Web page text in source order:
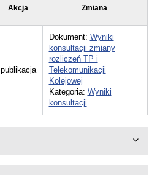
Akcja Zmiana
publikacja
Dokument: Wyniki
konsultacji zmiany
rozliczeń TP i
Telekomunikacji
Kolejowej
Kategoria: Wyniki
konsultacji